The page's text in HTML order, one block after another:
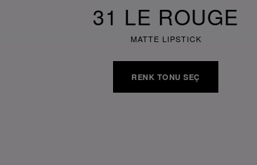
31 LE ROUGE
MATTE LIPSTICK
RENK TONU SEÇ